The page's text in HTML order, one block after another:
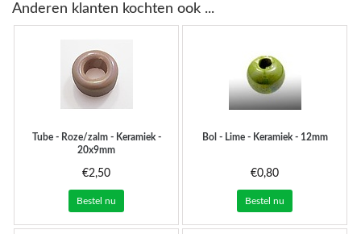
Anderen klanten kochten ook ...
Tube - Roze/zalm - Keramiek -
20x9mm
€2,50
Bestel nu
Bol - Lime - Keramiek - 12mm
€0,80
Bestel nu